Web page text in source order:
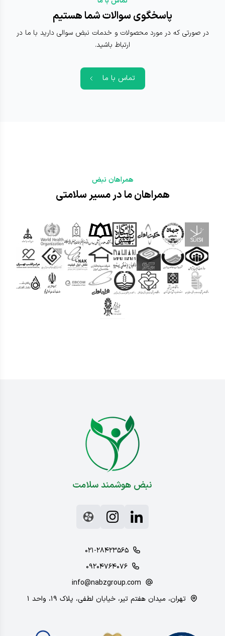
پاسخگوی سوالات شما هستیم
در صورتی که در مورد محصولات و خدمات نبض سوالی دارید با ما در
ارتباط باشید.
تماس با ما
همراهان نبض
همراهان ما در مسیر سلامتی
نبض هوشمند سلامت
۰۲۱-۲۸۴۲۳۵۶۵
۰۹۲۰۴۷۶۴۰۷۶
info@nabzgroup.com
تهران، میدان هفتم تیر، خیابان لطفی، پلاک ۱۹، واحد ۱